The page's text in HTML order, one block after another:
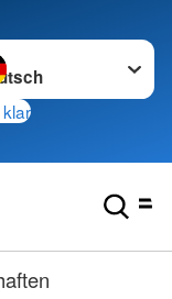
wechseln zu